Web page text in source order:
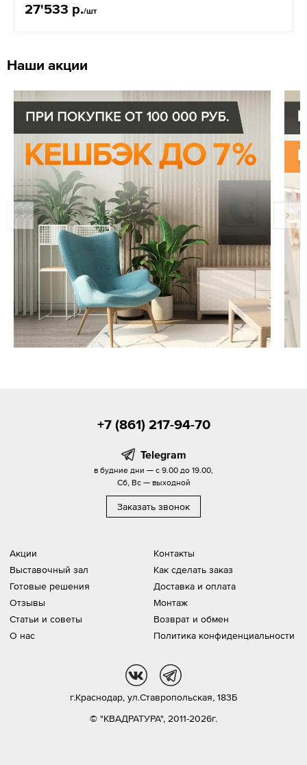
27'533 р./шт
Наши акции
Акции
Выставочный зал
Готовые решения
Отзывы
Статьи и советы
О нас
Контакты
Как сделать заказ
Доставка и оплата
Монтаж
Возврат и обмен
Политика конфиденциальности
+7 (861) 217-94-70
Telegram
в будние дни — с 9.00 до 19.00,
Сб, Вс — выходной
Заказать звонок
© "КВАДРАТУРА", 2011-2026г.
г.Краснодар, ул.Ставропольская, 183Б
vk